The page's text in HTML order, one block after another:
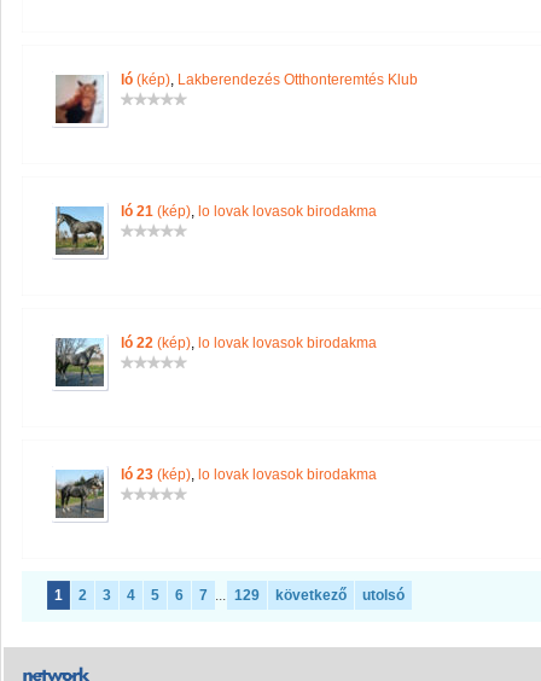
ló (kép), Lakberendezés Otthonteremtés Klub
ló 21 (kép), lo lovak lovasok birodakma
ló 22 (kép), lo lovak lovasok birodakma
ló 23 (kép), lo lovak lovasok birodakma
1 2 3 4 5 6 7 ... 129 következő utolsó